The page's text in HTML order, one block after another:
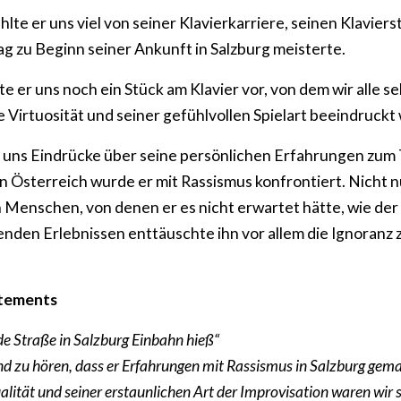
er uns viel von seiner Klavierkarriere, seinen
zu Beginn seiner Ankunft in Salzburg meisterte.
er uns noch ein Stück am Klavier vor, von dem wir alle
Virtuosität und seiner gefühlvollen Spielart beeindruckt
Eindrücke über seine persönlichen Erfahrungen zum
Österreich wurde er mit Rassismus konfrontiert. Nicht
Menschen, von denen er es nicht erwartet hätte, wie der
Erlebnissen enttäuschte ihn vor allem die Ignoranz
Straße in Salzburg Einbahn hieß“
zu hören, dass er Erfahrungen mit Rassismus in Salzburg
und seiner erstaunlichen Art der Improvisation waren wir